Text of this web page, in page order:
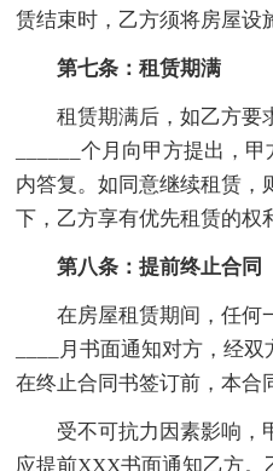
赁结束时，乙方须将房屋设
第七条：租赁期满
租赁期满后，如乙方要
______个月向甲方提出，
内答复。如同意继续租赁，
下，乙方享有优先租赁的权
第八条：提前终止合同
在房屋租赁期间，任何
____月书面通知对方，经
在终止合同书签订前，本合
受不可抗力因素影响，
应提前XXX书面通知乙方